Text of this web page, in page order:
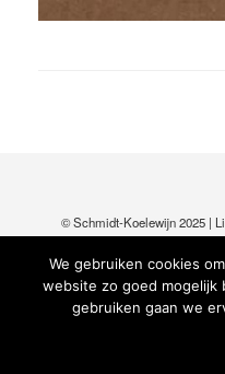
© Schmidt-Koelewijn 2025 |
We gebruiken cookies
website zo goed
gebruiken gaan we